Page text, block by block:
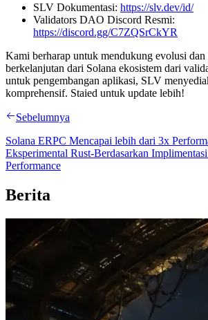
SLV Dokumentasi: https://slv.dev/id/
Validators DAO Discord Resmi:
https://discord.gg/C7ZQSrCkYR
Kami berharap untuk mendukung evolusi dan
berkelanjutan dari Solana ekosistem dari
untuk pengembangan aplikasi, SLV
komprehensif. Staied untuk update lebih!
Sebelumnya
Solana ERPC Mencapai lebih dari 3x
Eksperimental Rust-Berdasarkan
Performance
Berita